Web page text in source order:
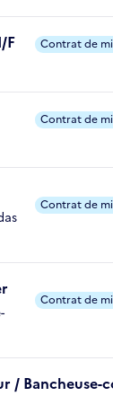
F
Contrat de
Contrat de
Contrat de
Contrat de
/ Bancheuse-